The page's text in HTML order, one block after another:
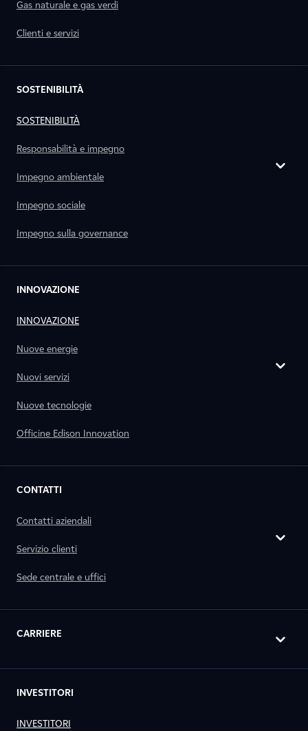
Gas naturale e gas verdi
Clienti e servizi
SOSTENIBILITÀ
SOSTENIBILITÀ
Responsabilità e impegno
Impegno ambientale
Impegno sociale
Impegno sulla governance
INNOVAZIONE
INNOVAZIONE
Nuove energie
Nuovi servizi
Nuove tecnologie
Officine Edison Innovation
CONTATTI
Contatti aziendali
Servizio clienti
Sede centrale e uffici
CARRIERE
INVESTITORI
INVESTITORI